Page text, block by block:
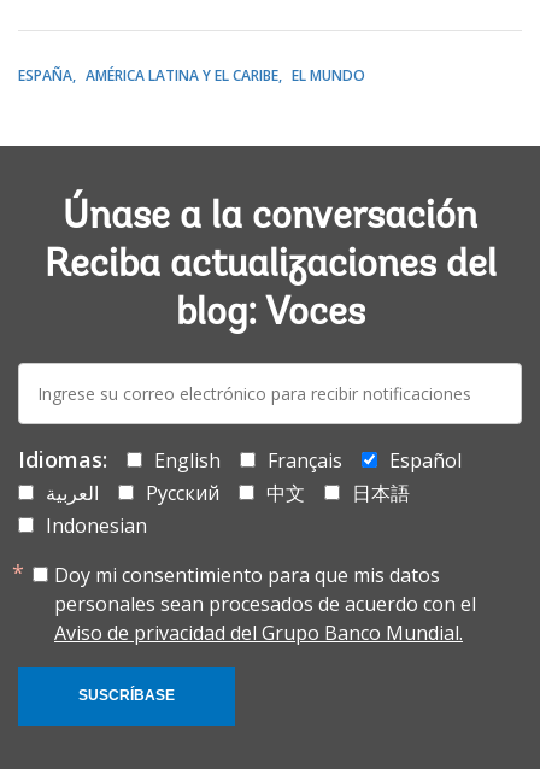
ESPAÑA AMÉRICA LATINA Y EL CARIBE EL MUNDO
Únase a la conversación
Reciba actualizaciones del
blog: Voces
mail:
Idiomas: English Français
Español
العربية
Русский 中文
日本語
Indonesian
Doy mi consentimiento para que mis datos
personales sean procesados de acuerdo con el
Aviso de privacidad del Grupo Banco Mundial.
SUSCRÍBASE